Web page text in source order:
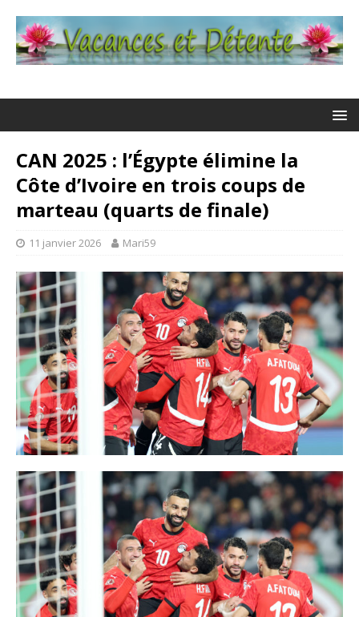
CAN 2025 : l’Égypte élimine la
Côte d’Ivoire en trois coups de
marteau (quarts de finale)
11 janvier 2026 Mari59